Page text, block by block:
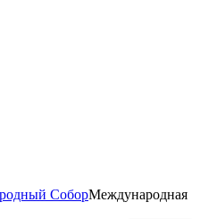
Международная